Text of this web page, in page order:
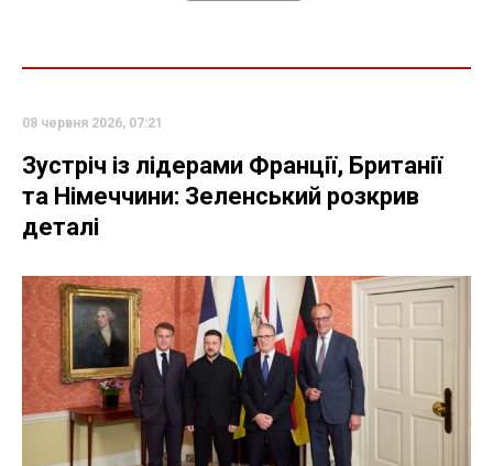
08 червня 2026, 07:21
Зустріч із лідерами Франції, Британії
та Німеччини: Зеленський розкрив
деталі